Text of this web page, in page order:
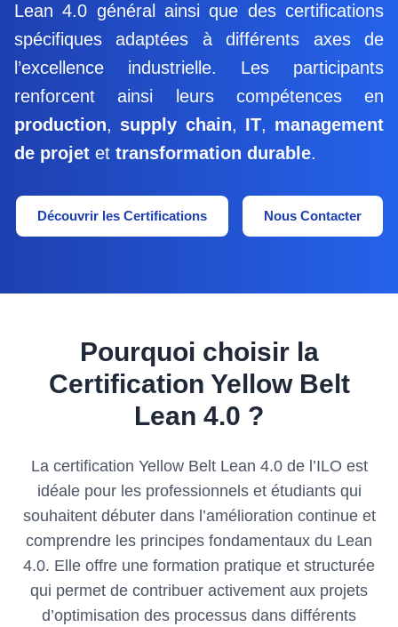
Lean 4.0 général ainsi que des certifications
spécifiques adaptées à différents axes de
l’excellence industrielle. Les participants
renforcent ainsi leurs compétences en
production, supply chain, IT, management
de projet et transformation durable.
Découvrir les Certifications Nous Contacter
Pourquoi choisir la
Certification Yellow Belt
Lean 4.0 ?
La certification Yellow Belt Lean 4.0 de l’ILO est
idéale pour les professionnels et étudiants qui
souhaitent débuter dans l’amélioration continue et
comprendre les principes fondamentaux du Lean
4.0. Elle offre une formation pratique et structurée
qui permet de contribuer activement aux projets
d’optimisation des processus dans différents